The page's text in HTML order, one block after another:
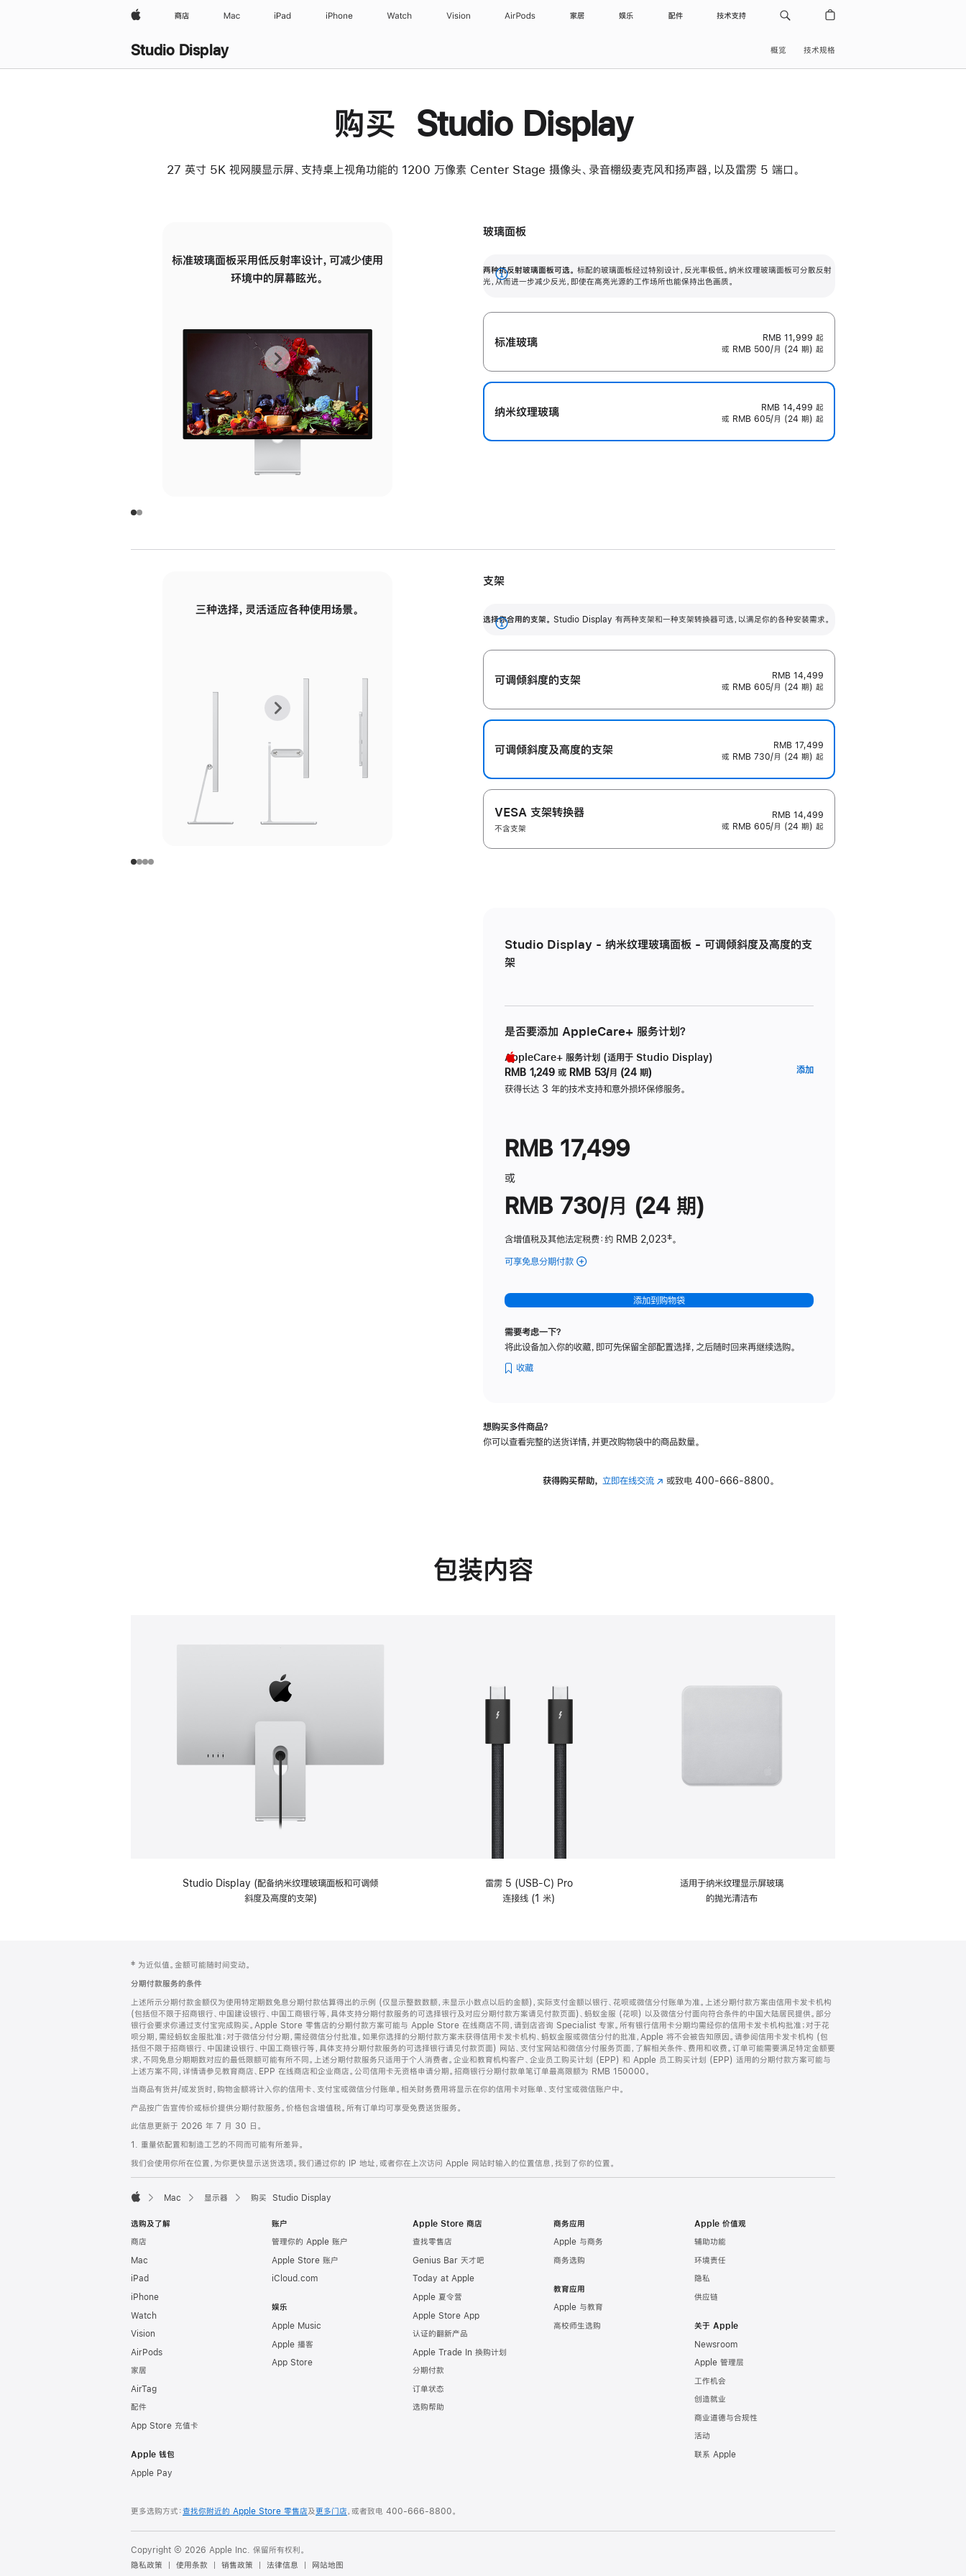
Apple 商店 Mac iPad iPhone Watch Vision AirPods 家居 娱乐 配件 技术支持
Studio Display 概览 技术规格
购买 Studio Display
27 英寸 5K 视网膜显示屏、支持桌上视角功能的 1200 万像素 Center Stage 摄像头、录音棚级麦克风和扬声器，以及雷雳 5 端口。
标准玻璃面板采用低反射率设计，可减少使用
环境中的屏幕眩光。
有高亮光源的场所使用，也能保持出色画质。
上
一
张
图
面
下
一
张
图
面
玻璃面板
两种抗反射玻璃面板可选。 标配的玻璃面板经过特别设计，反光率极低。纳米纹理玻璃面板可分散反射
光，从而进一步减少反光，即使在高亮光源的工作场所也能保持出色画质。
展
标准玻璃 RMB 11,999 起
或 RMB 500/月 (24 期) 起
纳米纹理玻璃 RMB 14,499 起
或 RMB 605/月 (24 期) 起
三种选择，灵活适应各种使用场景。
调节范围。
毫米的高度调节范围。
上
张
下
张
支架
选择你合用的支架。 Studio Display 有两种支架和一种支架转换器可选，以满足你的各种安装需求。
展
开
可调倾斜度的支架
RMB 14,499
或 RMB 605/月 (24 期) 起
可调倾斜度及高‍度的支‍架
RMB 17,499
或 RMB 730/月 (24 期) 起
VESA 支架转换器
不含支架
RMB 14,499
或 RMB 605/月 (24 期) 起
Studio Display - 纳米纹理玻璃面板 - 可调倾斜度及高度的支
架
是否要添加 AppleCare+ 服务计划？
AppleCare+ 服务计划 (适用于 Studio Display)
RMB 1,249 或 RMB 53/月 (24 期)
获得长达 3 年的技术支持和意外损坏保修服务。
添加
RMB 17,499
或
RMB 730/月 (24 期)
含增值税及其他法定税费：约 RMB 2,023脚
‡。
可享免息分期付款 (Studio
-
纳
理
可
斜
添加到购物袋
需要考虑一下？
将此设备加入你的收藏，即可先保留全部配置选择，之后随时回来再继续选购。
收藏
想购买多件商品？
你可以查看完整的送货详情，并更改购物袋中的商品数量。
获得购买帮助， 立即在线交流(在 或致电400-666-8800。
包装内容
Studio Display (配备纳米纹理玻璃面板和可调倾
斜度及高度的支架)
雷雳 5 (USB-C) Pro
连接线 (1 米)
适用于纳米纹理显示屏玻璃
的抛光清洁布
页
脚
注
‡ 为近似值。金额可能随时间变动。
分期付款服务的条件
上述所示分期付款金额仅为使用特定期数免息分期付款估算得出的示例 (仅显示整数数额，未显示小数点以后的金额)，实际支付金额以银行、花呗或微信分付账单为准。上述分期付款方案由信用卡发卡机构
(包括但不限于招商银行、中国建设银行、中国工商银行等，具体支持分期付款服务的可选择银行及对应分期付款方案请见付款页面)、蚂蚁金服 (花呗) 以及微信分付面向符合条件的中国大陆居民提供。部分
银行会要求你通过支付宝完成购买。Apple Store 零售店的分期付款方案可能与 Apple Store 在线商店不同，请到店咨询 Specialist 专家。所有银行信用卡分期均需经你的信用卡发卡机构批准；对于花
呗分期，需经蚂蚁金服批准；对于微信分付分期，需经微信分付批准。如果你选择的分期付款方案未获得信用卡发卡机构、蚂蚁金服或微信分付的批准，Apple 将不会被告知原因。请参阅信用卡发卡机构 (包
括但不限于招商银行、中国建设银行、中国工商银行等，具体支持分期付款服务的可选择银行请见付款页面) 网站、支付宝网站和微信分付服务页面，了解相关条件、费用和收费。订单可能需要满足特定金额要
求，不同免息分期期数对应的最低限额可能有所不同。上述分期付款服务只适用于个人消费者。企业和教育机构客户、企业员工购买计划 (EPP) 和 Apple 员工购买计划 (EPP) 适用的分期付款方案可能与
上述方案不同，详情请参见教育商店、EPP 在线商店和企业商店。公司信用卡无资格申请分期。招商银行分期付款单笔订单最高限额为 RMB 150000。
当商品有货并/或发货时，购物金额将计入你的信用卡、支付宝或微信分付账单。相关财务费用将显示在你的信用卡对账单、支付宝或微信账户中。
产品按广告宣传价或标价提供分期付款服务。价格包含增值税。所有订单均可享受免费送货服务。
此信息更新于 2026 年 7 月 30 日。
1. 重量依配置和制造工艺的不同而可能有所差异。
我们会使用你所在位置，为你更快显示送货选项。我们通过你的 IP 地址，或者你在上次访问 Apple 网站时输入的位置信息，找到了你的位置。
Mac 显示器 购买 Studio Display
选购及了解
商店
Mac
iPad
iPhone
Watch
Vision
AirPods
家居
AirTag
配件
App Store 充值卡
Apple 钱包
Apple Pay
账户
管理你的 Apple 账户
Apple Store 账户
iCloud.com
娱乐
Apple Music
Apple 播客
App Store
Apple Store 商店
查找零售店
Genius Bar 天才吧
Today at Apple
Apple 夏令营
Apple Store App
认证的翻新产品
Apple Trade In 换购计划
分期付款
订单状态
选购帮助
商务应用
Apple 与商务
商务选购
教育应用
Apple 与教育
高校师生选购
Apple 价值观
辅助功能
环境责任
隐私
供应链
关于 Apple
Newsroom
Apple 管理层
工作机会
创造就业
商业道德与合规性
活动
联系 Apple
更多选购方式：查找你附近的 Apple Store 零售店及更多门店，或者致电 400-666-8800。
Copyright © 2026 Apple Inc. 保留所有权利。
隐私政策
使用条款 销售政策 法律信息 网站地图